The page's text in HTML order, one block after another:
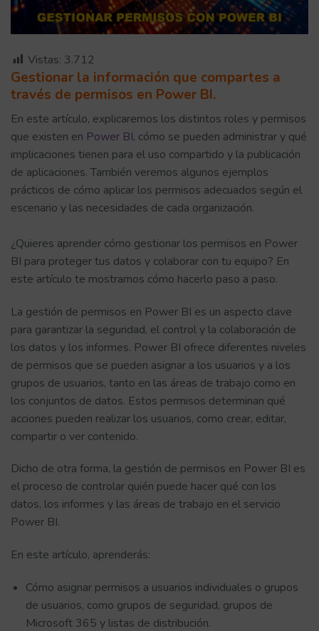
Vistas: 3.712
Gestionar la información que compartes a
través de permisos en Power BI.
En este artículo, explicaremos los distintos roles y permisos
que existen en Power BI, cómo se pueden administrar y qué
implicaciones tienen para el uso compartido y la publicación
de aplicaciones. También veremos algunos ejemplos
prácticos de cómo aplicar los permisos adecuados según el
escenario y las necesidades de cada organización.
¿Quieres aprender cómo gestionar los permisos en Power
BI para proteger tus datos y colaborar con tu equipo? En
este artículo te mostramos cómo hacerlo paso a paso.
La gestión de permisos en Power BI es un aspecto clave
para garantizar la seguridad, el control y la colaboración de
los datos y los informes. Power BI ofrece diferentes niveles
de permisos que se pueden asignar a los usuarios y a los
grupos de usuarios, tanto en las áreas de trabajo como en
los conjuntos de datos. Estos permisos determinan qué
acciones pueden realizar los usuarios, como crear, editar,
compartir o ver contenido.
Dicho de otra forma, la gestión de permisos en Power BI es
el proceso de controlar quién puede hacer qué con los
datos, los informes y las áreas de trabajo en el servicio
Power BI.
En este artículo, aprenderás:
Cómo asignar permisos a usuarios individuales o grupos
de usuarios, como grupos de seguridad, grupos de
Microsoft 365 y listas de distribución.